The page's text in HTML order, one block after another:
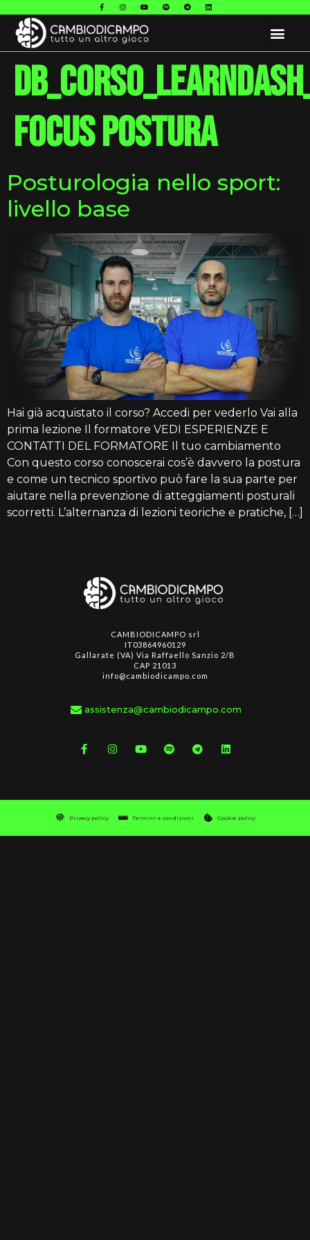
Focus Postura
Posturologia nello sport:
livello base
Hai già acquistato il corso? Accedi per vederlo Vai alla
prima lezione Il formatore VEDI ESPERIENZE E
CONTATTI DEL FORMATORE Il tuo cambiamento
Con questo corso conoscerai cos’è davvero la postura
e come un tecnico sportivo può fare la sua parte per
aiutare nella prevenzione di atteggiamenti posturali
scorretti. L’alternanza di lezioni teoriche e pratiche, […]
CAMBIODICAMPO srl
IT03864960129
Gallarate (VA) Via Raffaello Sanzio 2/B
CAP 21013
info@cambiodicampo.com
assistenza@cambiodicampo.com
Privacy policy Termini e condizioni Cookie policy